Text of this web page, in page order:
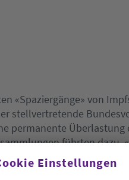
«Spaziergänge» von
stellvertretende
permanente
führten dazu,
Schilff derEinstellungen